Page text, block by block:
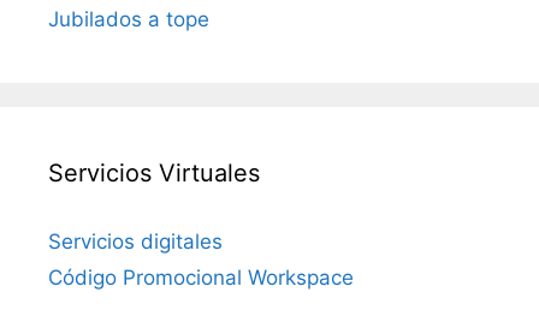
Jubilados a tope
Servicios Virtuales
Servicios digitales
Código Promocional Workspace